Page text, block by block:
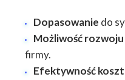
Dopasowanie do
Możliwość rozwoju
firmy.
Efektywność